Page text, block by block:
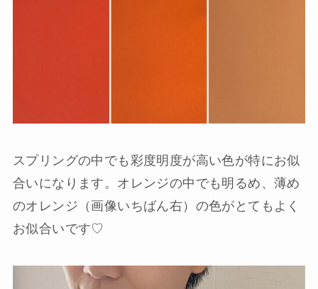
スプリングの中でも彩度明度が高い色が特にお似
合いになります。オレンジの中でも明るめ、薄め
のオレンジ（画像いちばん右）の色がとてもよく
お似合いです♡